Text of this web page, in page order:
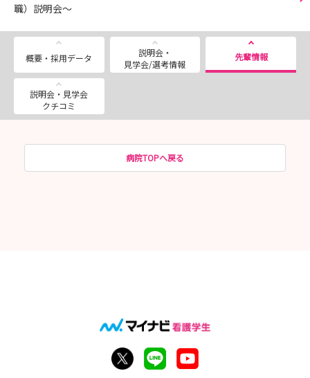
職）説明会～
概要・採用データ
説明会・
見学会/選考情報
先輩情報
説明会・見学会
クチコミ
病院TOPへ戻る